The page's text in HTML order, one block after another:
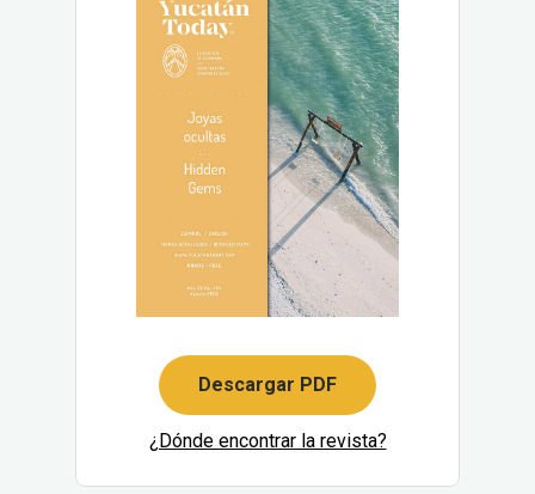
Descargar PDF
¿Dónde encontrar la revista?